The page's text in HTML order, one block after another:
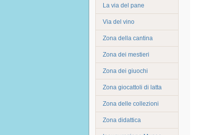
La via del pane
Via del vino
Zona della cantina
Zona dei mestieri
Zona dei giuochi
Zona giocattoli di latta
Zona delle collezioni
Zona didattica